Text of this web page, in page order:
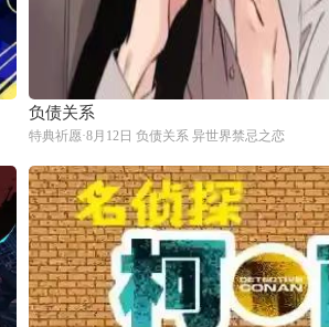
负债关系
特典祈愿·8月12日 负债关系 异世界禁忌之恋